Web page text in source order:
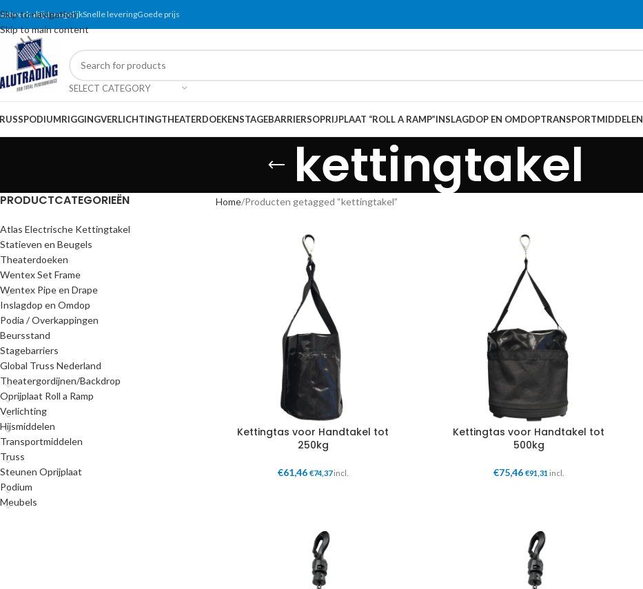
Skip to navigation
Skip to main content
altijd mogelijkSnelle leveringGoede prijs
SELECT CATEGORY
PODIUMRIGGINGVERLICHTINGTHEATERDOEKENSTAGEBARRIERSOPRIJPLAAT “ROLL A RAMP”INSLAGDOP EN OMDOPTRANSPORTMIDDELEN
kettingtakel
PRODUCTCATEGORIEËN
Atlas Electrische Kettingtakel
Statieven en Beugels
Theaterdoeken
Wentex Set Frame
Wentex Pipe en Drape
Inslagdop en Omdop
Podia / Overkappingen
Beursstand
Stagebarriers
Global Truss Nederland
Theatergordijnen/Backdrop
Oprijplaat Roll a Ramp
Verlichting
Hijsmiddelen
Transportmiddelen
Truss
Steunen Oprijplaat
Podium
Meubels
Home Producten getagged “kettingtakel”
Kettingtas voor Handtakel tot
250kg
€61,46 €74,37incl.
Kettingtas voor Handtakel tot
500kg
€75,46 €91,31 incl.